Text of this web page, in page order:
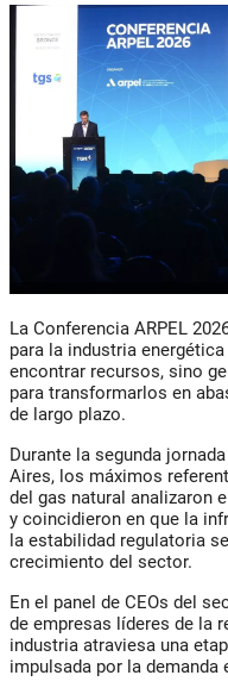
La Conferencia ARPEL
para la industria
encontrar recursos, sino
para transformarlos en
de largo plazo.
Durante la segunda
Aires, los máximos
del gas natural analizaron
y coincidieron en que la
la estabilidad regulatoria
crecimiento del sector.
En el panel de CEOs del
de empresas líderes de la
industria atraviesa una
impulsada por la demanda